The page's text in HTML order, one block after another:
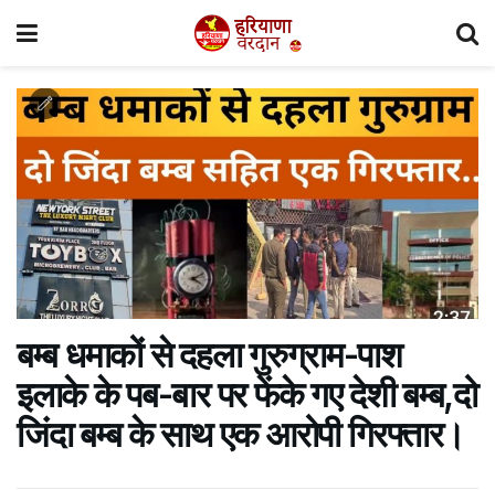
बम्ब धमाकों से दहला गुरुग्राम-पाश
इलाके के पब-बार पर फेंके गए देशी बम्ब,दो
जिंदा बम्ब के साथ एक आरोपी गिरफ्तार।